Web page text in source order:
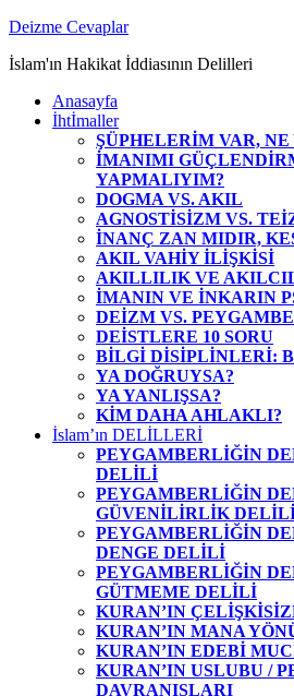
Zum
springen
Deizme Cevaplar
İslam'ın Hakikat İddiasının Delilleri
Anasayfa
İhtİmaller
ŞÜPHELERİM VAR,
İMANIMI
YAPMALIYIM?
DOGMA VS. AKIL
AGNOSTİSİZM VS.
İNANÇ ZAN MIDIR,
AKIL VAHİY İLİŞKİSİ
AKILLILIK VE
İMANIN VE İNKARIN
DEİZM VS.
DEİSTLERE 10 SORU
BİLGİ DİSİPLİNLERİ:
YA DOĞRUYSA?
YA YANLIŞSA?
KİM DAHA AHLAKLI?
İslam’ın DELİLLERİ
PEYGAMBERLİĞİN
DELİLİ
PEYGAMBERLİĞİN
GÜVENİLİRLİK
PEYGAMBERLİĞİN
DENGE DELİLİ
PEYGAMBERLİĞİN
GÜTMEME DELİLİ
KURAN’IN
KURAN’IN MANA
KURAN’IN EDEBİ
KURAN’IN USLUBU /
DAVRANIŞLARI